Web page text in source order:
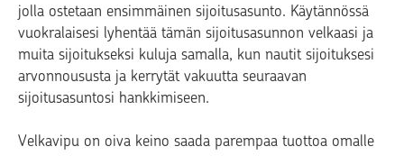
jolla ostetaan ensimmäinen sijoitusasunto. Käytännössä
vuokralaisesi lyhentää tämän sijoitusasunnon velkaasi ja
muita sijoitukseksi kuluja samalla, kun nautit sijoituksesi
arvonnoususta ja kerrytät vakuutta seuraavan
sijoitusasuntosi hankkimiseen.
Velkavipu on oiva keino saada parempaa tuottoa omalle